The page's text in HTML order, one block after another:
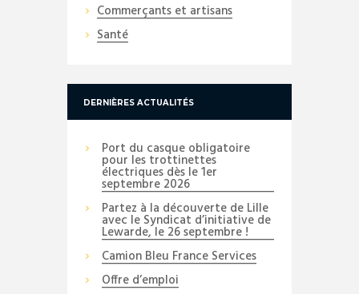
Commerçants et artisans
Santé
DERNIÈRES ACTUALITÉS
Port du casque obligatoire
pour les trottinettes
électriques dès le 1er
septembre 2026
Partez à la découverte de Lille
avec le Syndicat d’initiative de
Lewarde, le 26 septembre !
Camion Bleu France Services
Offre d’emploi